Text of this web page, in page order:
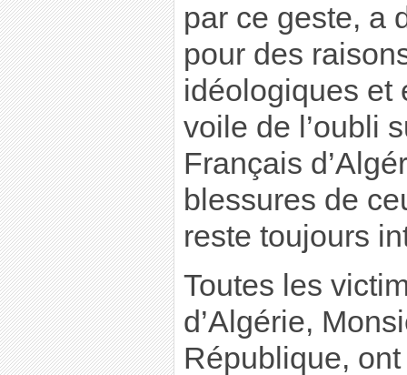
par ce geste, a
pour des
idéologiques et
voile de l’oubli
Français
blessures de
reste toujours
Toutes les
d’Algérie,
République, ont